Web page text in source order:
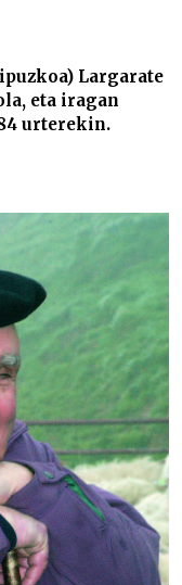
Largarate
eta iragan
urterekin.